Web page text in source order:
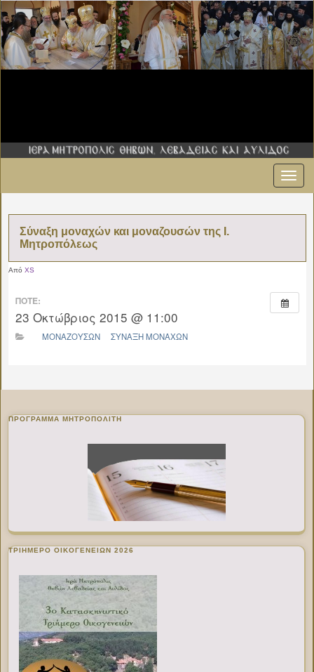
Σύναξη μοναχών και μοναζουσών της Ι.
Μητροπόλεως
Από XS
ΠΌΤΕ:
23 Οκτώβριος 2015 @ 11:00
ΜΟΝΑΖΟΥΣΩΝ ΣΥΝΑΞΗ ΜΟΝΑΧΩΝ
ΠΡΌΓΡΑΜΜΑ ΜΗΤΡΟΠΟΛΊΤΗ
ΤΡΙΗΜΕΡΟ ΟΙΚΟΓΕΝΕΙΩΝ 2026